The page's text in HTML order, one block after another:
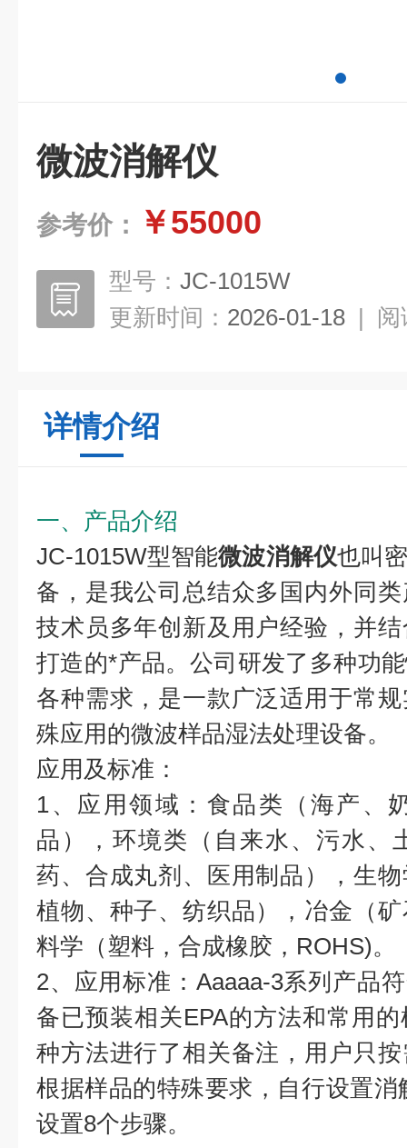
微波消解仪
参考价： ￥55000
型号： JC-1015W
更新时间： 2026-01-18 | 阅
详情介绍
一、产品介绍
JC-1015W型智能微波消解仪也叫
备，是我公司总结众多国内外同
技术员多年创新及用户经验，并
打造的*产品。公司研发了多种功
各种需求，是一款广泛适用于常
殊应用的微波样品湿法处理设备。
应用及标准：
1、应用领域：食品类（海产、
品），环境类（自来水、污水、
药、合成丸剂、医用制品），生
植物、种子、纺织品），冶金（
料学（塑料，合成橡胶，ROHS)。
2、应用标准：Aaaaa-3系列产品
备已预装相关EPA的方法和常用
种方法进行了相关备注，用户只
根据样品的特殊要求，自行设置
设置8个步骤。